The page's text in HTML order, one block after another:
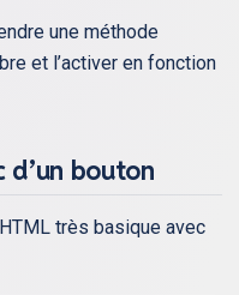
une méthode
et l’activer en fonction
d’un bouton
très basique avec